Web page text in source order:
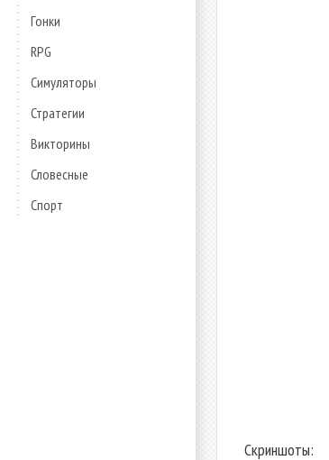
Гонки
RPG
Симуляторы
Стратегии
Викторины
Словесные
Спорт
Скриншоты: